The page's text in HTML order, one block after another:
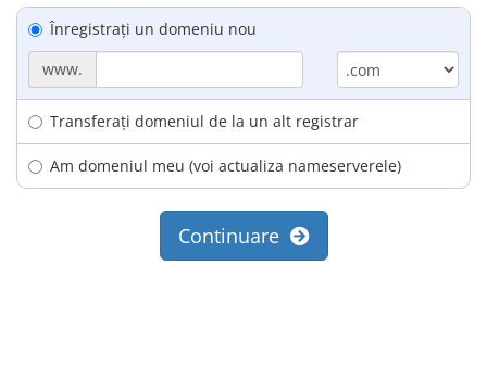
Înregistrați un domeniu nou
www.
Transferați domeniul de la un alt registrar
Am domeniul meu (voi actualiza nameserverele)
Continuare